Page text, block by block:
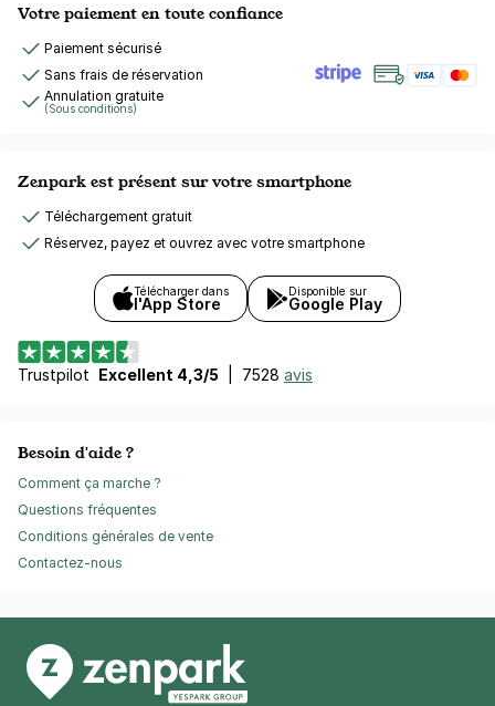
Votre paiement en toute confiance
Paiement sécurisé
Sans frais de réservation
Annulation gratuite
(Sous conditions)
Zenpark est présent sur votre smartphone
Téléchargement gratuit
Réservez, payez et ouvrez avec votre smartphone
Télécharger dans
l'App Store
Disponible sur
Google Play
Trustpilot Excellent 4,3/5 7528 avis
Besoin d'aide ?
Comment ça marche ?
Questions fréquentes
Conditions générales de vente
Contactez-nous